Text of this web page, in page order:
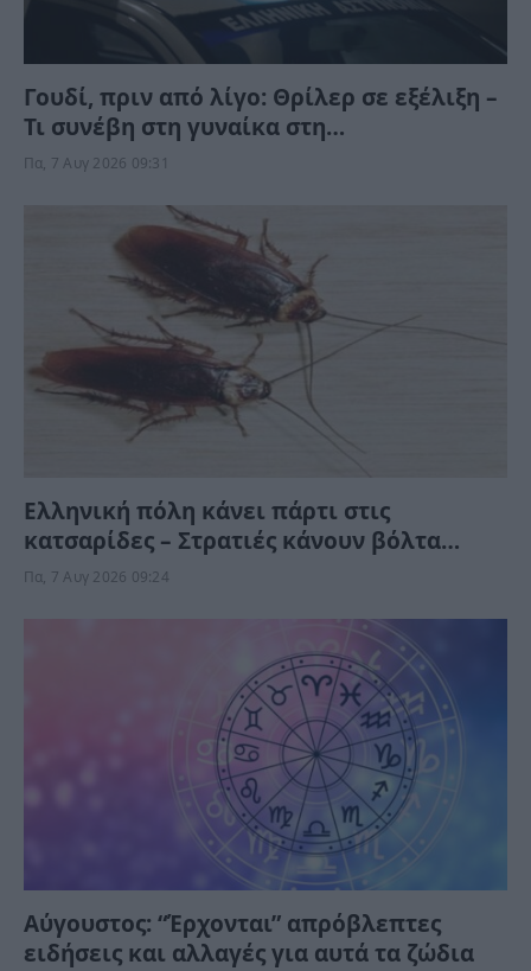
Γουδί, πριν από λίγο: Θρίλερ σε εξέλιξη –
Τι συνέβη στη γυναίκα στη
Μιχαλακοπούλου;
Πα, 7 Αυγ 2026 09:31
Ελληνική πόλη κάνει πάρτι στις
κατσαρίδες – Στρατιές κάνουν βόλτα
μέρα-νύχτα στους δρόμους (Βίντεο)
Πα, 7 Αυγ 2026 09:24
Αύγουστος: “Έρχονται” απρόβλεπτες
ειδήσεις και αλλαγές για αυτά τα ζώδια